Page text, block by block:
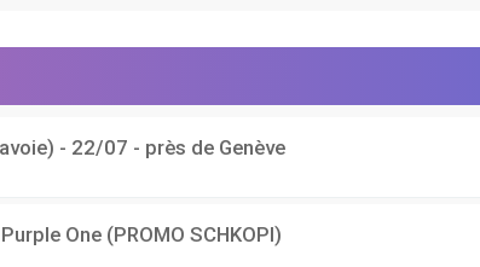
- 22/07 - près de Genève
One (PROMO SCHKOPI)